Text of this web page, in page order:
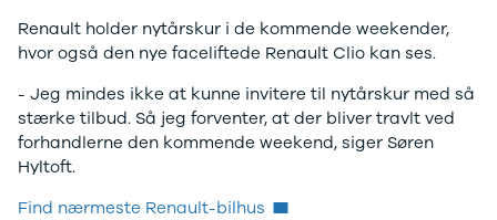
Renault holder nytårskur i de kommende weekender,
hvor også den nye faceliftede Renault Clio kan ses.
- Jeg mindes ikke at kunne invitere til nytårskur med så
stærke tilbud. Så jeg forventer, at der bliver travlt ved
forhandlerne den kommende weekend, siger Søren
Hyltoft.
Find nærmeste Renault-bilhus